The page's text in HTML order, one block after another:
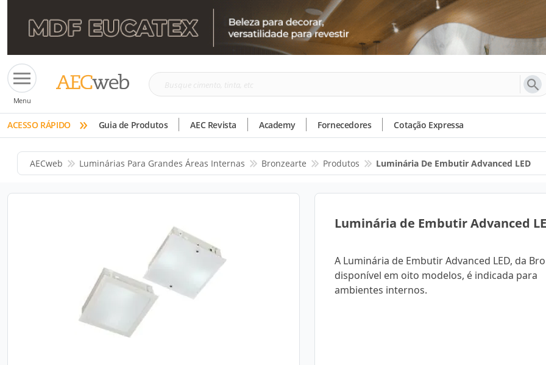
Menu
Busque
tinta,
etc
ACESSO RÁPIDO » Guia de Produtos AEC Revista Academy Fornecedores Cotação Expressa
AECweb Luminárias Para Grandes Áreas Internas Bronzearte Produtos Luminária De Embutir Advanced LED
Luminária de Embutir Advanced
A Luminária de Embutir Advanced LED, da
disponível em oito modelos, é indicada para
ambientes internos.